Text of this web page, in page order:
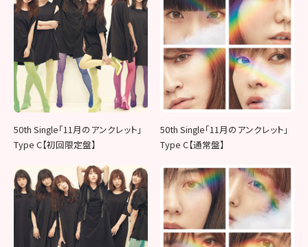
50th Single「11月のアンクレット」
Type C【初回限定盤】
50th Single「11月のアンクレット」
Type C【通常盤】